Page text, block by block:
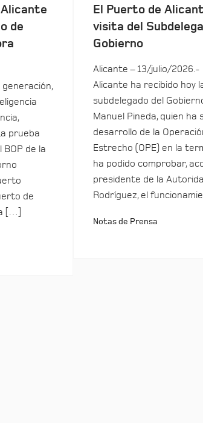
de
prueba
BOP de la
de
[…]
El Puerto de
visita del
Gobierno
Alicante – 13/julio/
Alicante ha recibido hoy
subdelegado del
Manuel Pineda, quien ha
desarrollo de la
Estrecho (OPE) en la
ha podido comprobar,
presidente de la
Rodríguez, el
Notas de Prensa